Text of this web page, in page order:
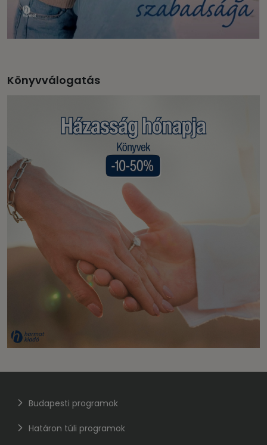
Könyvválogatás
Budapesti programok
Határon túli programok